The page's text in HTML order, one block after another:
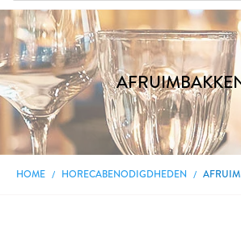
HOME HORECABENODIGDHEDEN